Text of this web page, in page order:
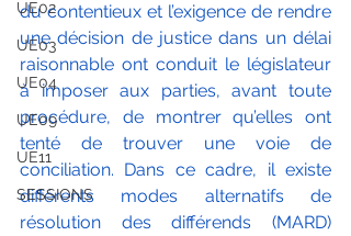
UE02
UE03
UE04
UE09
UE11
SESSIONS
du contentieux et l’exigence de rendre
une décision de justice dans un délai
raisonnable ont conduit le législateur
à imposer aux parties, avant toute
procédure, de montrer qu’elles ont
tenté de trouver une voie de
conciliation. Dans ce cadre, il existe
différents modes alternatifs de
résolution des différends (MARD)